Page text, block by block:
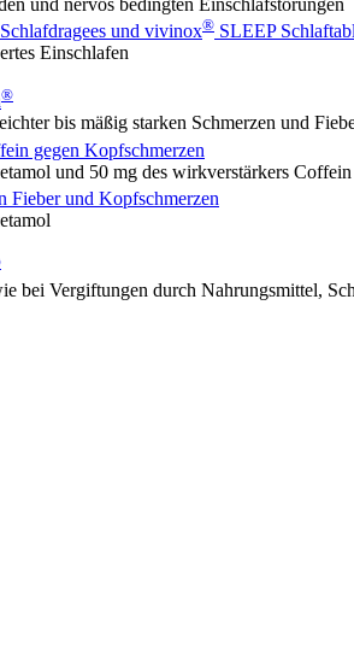
und vivinox® SLEEP
Einschlafen
®
bis mäßig starken Schmerzen und
gegen Kopfschmerzen
und 50 mg des wirkverstärkers Coffein
Fieber und Kopfschmerzen
bei Vergiftungen durch Nahrungsmittel,